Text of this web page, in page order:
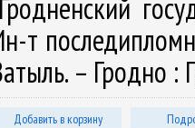
т
– Гродно :
Добавить в корзину